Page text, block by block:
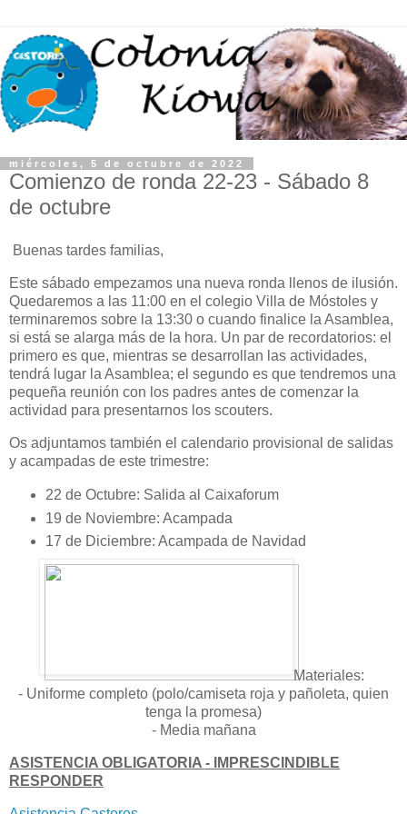
miércoles, 5 de octubre de 2022
Comienzo de ronda 22-23 - Sábado 8
de octubre
Buenas tardes familias,
Este sábado empezamos una nueva ronda llenos de ilusión.
Quedaremos a las 11:00 en el colegio Villa de Móstoles y
terminaremos sobre la 13:30 o cuando finalice la Asamblea,
si está se alarga más de la hora. Un par de recordatorios: el
primero es que, mientras se desarrollan las actividades,
tendrá lugar la Asamblea; el segundo es que tendremos una
pequeña reunión con los padres antes de comenzar la
actividad para presentarnos los scouters.
Os adjuntamos también el calendario provisional de salidas
y acampadas de este trimestre:
22 de Octubre: Salida al Caixaforum
19 de Noviembre: Acampada
17 de Diciembre: Acampada de Navidad
Materiales:
- Uniforme completo (polo/camiseta roja y pañoleta, quien
tenga la promesa)
- Media mañana
ASISTENCIA OBLIGATORIA - IMPRESCINDIBLE
RESPONDER